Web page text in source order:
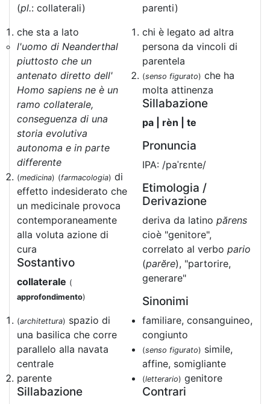
(pl.: collaterali)
che sta a lato
l'uomo di Neanderthal
piuttosto che un
antenato diretto dell'
Homo sapiens ne è un
ramo collaterale,
conseguenza di una
storia evolutiva
autonoma e in parte
differente
(medicina) (farmacologia) di
effetto indesiderato che
un medicinale provoca
contemporaneamente
alla voluta azione di
cura
Sostantivo
collaterale (
approfondimento)
(architettura) spazio di
una basilica che corre
parallelo alla navata
centrale
parente
Sillabazione
parenti)
chi è legato ad altra
persona da vincoli di
parentela
(senso figurato) che ha
molta attinenza
Sillabazione
pa | rèn | te
Pronuncia
IPA: /paˈrɛnte/
Etimologia /
Derivazione
deriva da latino părens
cioè "genitore",
correlato al verbo pario
(parĕre), "partorire,
generare"
Sinonimi
familiare, consanguineo,
congiunto
(senso figurato) simile,
affine, somigliante
(letterario) genitore
Contrari